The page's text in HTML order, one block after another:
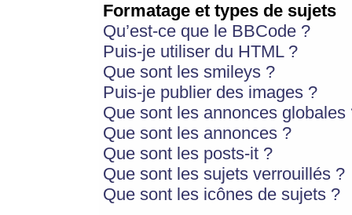
Formatage et types de sujets
Qu’est-ce que le BBCode ?
Puis-je utiliser du HTML ?
Que sont les smileys ?
Puis-je publier des images ?
Que sont les annonces globales
Que sont les annonces ?
Que sont les posts-it ?
Que sont les sujets verrouillés ?
Que sont les icônes de sujets ?